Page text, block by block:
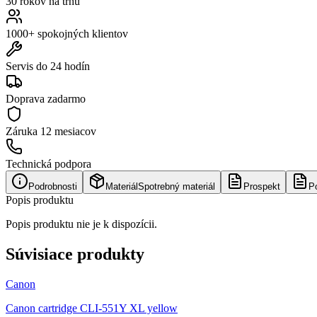
1000+ spokojných klientov
Servis do 24 hodín
Doprava zadarmo
Záruka 12 mesiacov
Technická podpora
Podrobnosti Materiál Spotrebný materiál Prospekt
Popis produktu
Popis produktu nie je k dispozícii.
Súvisiace produkty
Canon
Canon cartridge CLI-551Y XL yellow